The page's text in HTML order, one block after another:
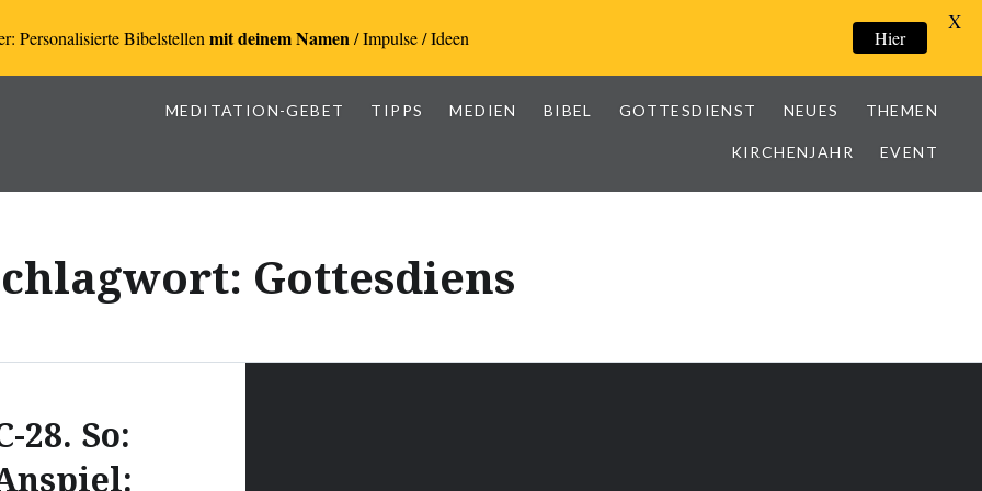
MEDITATION-GEBET TIPPS MEDIEN BIBEL GOTTESDIENST NEUES THEMEN
KIRCHENJAHR EVENT
Gottesdiens
28. So:
Personalisierte Bibelstellen mit deinem Namen/ Impulse / Ideen Hier
X